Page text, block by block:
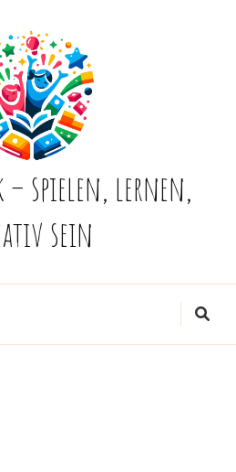
– spielen, lernen,
sein